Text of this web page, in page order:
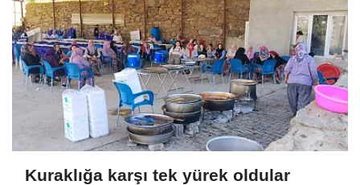
Kuraklığa karşı tek yürek oldular